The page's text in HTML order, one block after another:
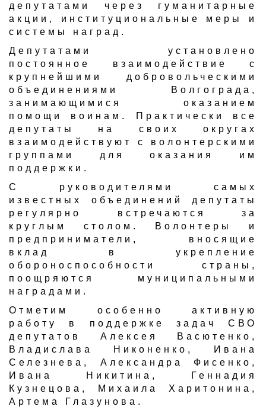
депутатами через гуманитарные
акции, институциональные меры и
системы наград.
Депутатами установлено
постоянное взаимодействие с
крупнейшими добровольческими
объединениями Волгограда,
занимающимися оказанием
помощи воинам. Практически все
депутаты на своих округах
взаимодействуют с волонтерскими
группами для оказания им
поддержки.
С руководителями самых
известных объединений депутаты
регулярно встречаются за
круглым столом. Волонтеры и
предприниматели, вносящие
вклад в укрепление
обороноспособности страны,
поощряются муниципальными
наградами.
Отметим особенно активную
работу в поддержке задач СВО
депутатов Алексея Васютенко,
Владислава Никоненко, Ивана
Селезнева, Александра Фисенко,
Ивана Никитина, Геннадия
Кузнецова, Михаила Харитонина,
Артема Глазунова.